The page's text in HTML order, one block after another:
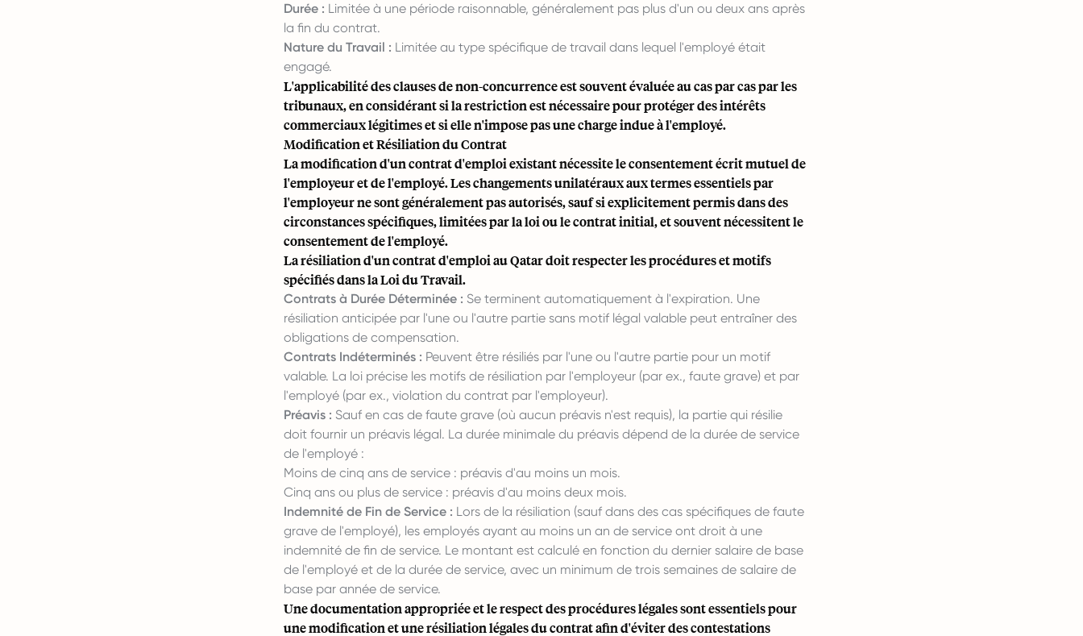
Durée : Limitée à une période raisonnable, généralement pas plus d'un ou deux ans après
la fin du contrat.
Nature du Travail : Limitée au type spécifique de travail dans lequel l'employé était
engagé.
L'applicabilité des clauses de non-concurrence est souvent évaluée au cas par cas par les
tribunaux, en considérant si la restriction est nécessaire pour protéger des intérêts
commerciaux légitimes et si elle n'impose pas une charge indue à l'employé.
Modification et Résiliation du Contrat
La modification d'un contrat d'emploi existant nécessite le consentement écrit mutuel de
l'employeur et de l'employé. Les changements unilatéraux aux termes essentiels par
l'employeur ne sont généralement pas autorisés, sauf si explicitement permis dans des
circonstances spécifiques, limitées par la loi ou le contrat initial, et souvent nécessitent le
consentement de l'employé.
La résiliation d'un contrat d'emploi au Qatar doit respecter les procédures et motifs
spécifiés dans la Loi du Travail.
Contrats à Durée Déterminée : Se terminent automatiquement à l'expiration. Une
résiliation anticipée par l'une ou l'autre partie sans motif légal valable peut entraîner des
obligations de compensation.
Contrats Indéterminés : Peuvent être résiliés par l'une ou l'autre partie pour un motif
valable. La loi précise les motifs de résiliation par l'employeur (par ex., faute grave) et par
l'employé (par ex., violation du contrat par l'employeur).
Préavis : Sauf en cas de faute grave (où aucun préavis n'est requis), la partie qui résilie
doit fournir un préavis légal. La durée minimale du préavis dépend de la durée de service
de l'employé :
Moins de cinq ans de service : préavis d'au moins un mois.
Cinq ans ou plus de service : préavis d'au moins deux mois.
Indemnité de Fin de Service : Lors de la résiliation (sauf dans des cas spécifiques de faute
grave de l'employé), les employés ayant au moins un an de service ont droit à une
indemnité de fin de service. Le montant est calculé en fonction du dernier salaire de base
de l'employé et de la durée de service, avec un minimum de trois semaines de salaire de
base par année de service.
Une documentation appropriée et le respect des procédures légales sont essentiels pour
une modification et une résiliation légales du contrat afin d'éviter des contestations